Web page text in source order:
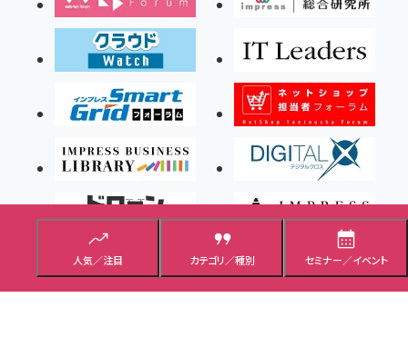
人気／注目 カテゴリ／種別 セミナー／イベント